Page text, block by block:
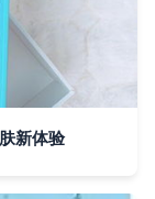
新体验